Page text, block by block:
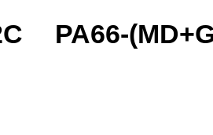
PA66-